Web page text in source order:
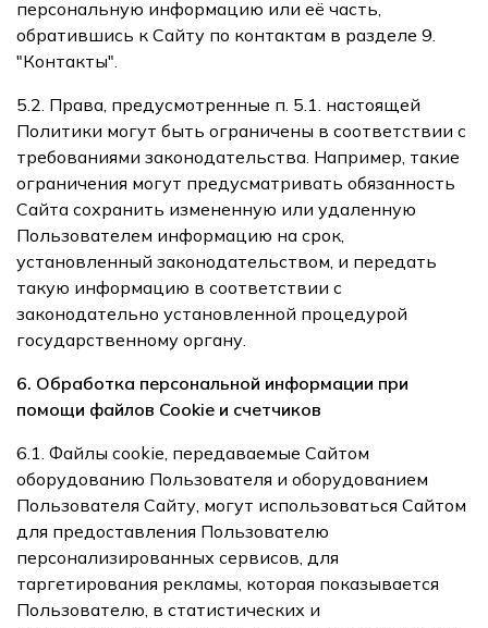
персональную информацию или её часть,
обратившись к Сайту по контактам в разделе 9.
"Контакты".
5.2. Права, предусмотренные п. 5.1. настоящей
Политики могут быть ограничены в соответствии с
требованиями законодательства. Например, такие
ограничения могут предусматривать обязанность
Сайта сохранить измененную или удаленную
Пользователем информацию на срок,
установленный законодательством, и передать
такую информацию в соответствии с
законодательно установленной процедурой
государственному органу.
6. Обработка персональной информации при
помощи файлов Cookie и счетчиков
6.1. Файлы cookie, передаваемые Сайтом
оборудованию Пользователя и оборудованием
Пользователя Сайту, могут использоваться Сайтом
для предоставления Пользователю
персонализированных сервисов, для
таргетирования рекламы, которая показывается
Пользователю, в статистических и